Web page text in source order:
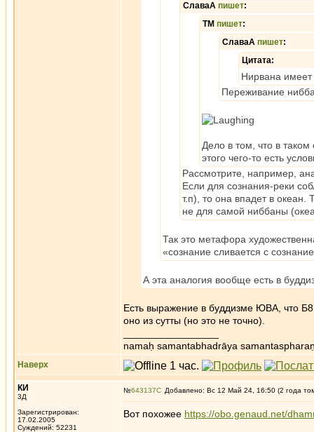
СлаваА пишет:
ТМ пишет:
СлаваА пишет:
Цитата:
Нирвана
Переживание
Дело в том, что в таком
этого чего-то есть
Рассмотрите, например,
Если для сознания-реки
т.п), то она впадет в
не для самой ниббаны
Так это метафора
«сознание сливается с
А эта аналогия вообще есть в
Есть выражение в буддизме ЮВА, что
оно из сутты (но это не точно).
namaḥ samantabhadrāya
Наверх
КИ
3Д
Зарегистрирован:
17.02.2005
Суждений: 52231
№643137 Добавлено: Вс 12 Май 24, 16:50 (2 года
Вот похожее https://obo.genaud.net/